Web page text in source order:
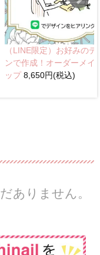
（LINE限定）お好みのデ
ンで作成！オーダーメイ
ップ8,650円(税込)
ありません。